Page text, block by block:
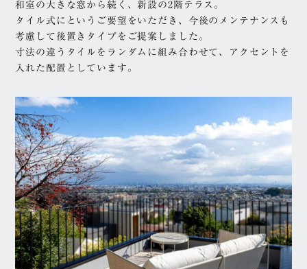
和室の大きな窓から続く、新設の2階テラス。
タイル式にというご要望をいただき、今後のメンテナンスも
考慮して後置きタイプをご提案しました。
寸法の違うタイルをランダムに組み合わせて、アクセントを
入れた配置としています。